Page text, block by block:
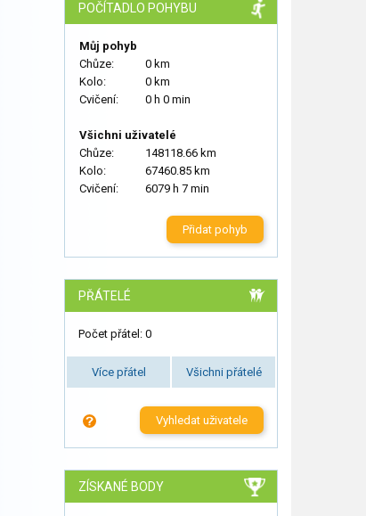
POČÍTADLO POHYBU
Můj pohyb
Chůze:
0 km
Kolo:
0 km
Cvičení:
0 h 0 min
Všichni uživatelé
Chůze:
148118.66 km
Kolo:
67460.85 km
Cvičení:
6079 h 7 min
Přidat pohyb
PŘÁTELÉ
Počet přátel: 0
Více přátel Všichni přátelé
Vyhledat uživatele
ZÍSKANÉ BODY